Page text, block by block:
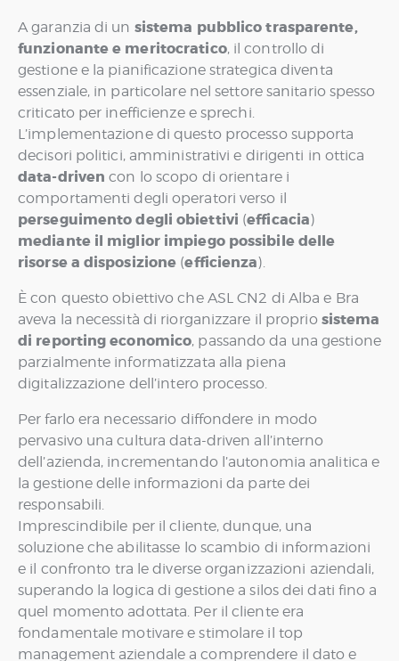
A garanzia di un sistema pubblico trasparente,
funzionante e meritocratico, il controllo di
gestione e la pianificazione strategica diventa
essenziale, in particolare nel settore sanitario spesso
criticato per inefficienze e sprechi.
L’implementazione di questo processo supporta
decisori politici, amministrativi e dirigenti in ottica
data-driven con lo scopo di orientare i
comportamenti degli operatori verso il
perseguimento degli obiettivi (efficacia)
mediante il miglior impiego possibile delle
risorse a disposizione (efficienza).
È con questo obiettivo che ASL CN2 di Alba e Bra
aveva la necessità di riorganizzare il proprio sistema
di reporting economico, passando da una gestione
parzialmente informatizzata alla piena
digitalizzazione dell’intero processo.
Per farlo era necessario diffondere in modo
pervasivo una cultura data-driven all’interno
dell’azienda, incrementando l’autonomia analitica e
la gestione delle informazioni da parte dei
responsabili.
Imprescindibile per il cliente, dunque, una
soluzione che abilitasse lo scambio di informazioni
e il confronto tra le diverse organizzazioni aziendali,
superando la logica di gestione a silos dei dati fino a
quel momento adottata. Per il cliente era
fondamentale motivare e stimolare il top
management aziendale a comprendere il dato e